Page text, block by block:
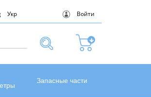
Укр Войти
Запасные части